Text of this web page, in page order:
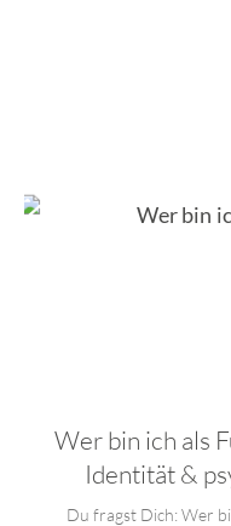
Wer bin ich als
Identität &
Du fragst Dich: Wer